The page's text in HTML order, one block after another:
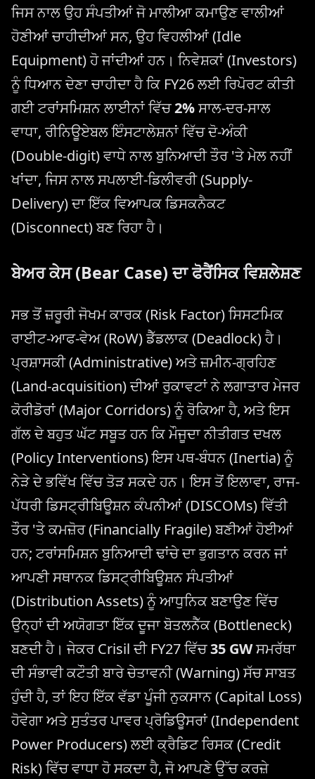
ਜਿਸ ਨਾਲ ਉਹ ਸੰਪਤੀਆਂ ਜੋ ਮਾਲੀਆ ਕਮਾਉਣ ਵਾਲੀਆਂ
ਹੋਣੀਆਂ ਚਾਹੀਦੀਆਂ ਸਨ, ਉਹ ਵਿਹਲੀਆਂ (Idle
Equipment) ਹੋ ਜਾਂਦੀਆਂ ਹਨ। ਨਿਵੇਸ਼ਕਾਂ (Investors)
ਨੂੰ ਧਿਆਨ ਦੇਣਾ ਚਾਹੀਦਾ ਹੈ ਕਿ FY26 ਲਈ ਰਿਪੋਰਟ ਕੀਤੀ
ਗਈ ਟਰਾਂਸਮਿਸ਼ਨ ਲਾਈਨਾਂ ਵਿੱਚ2%ਸਾਲ-ਦਰ-ਸਾਲ
ਵਾਧਾ, ਰੀਨਿਊਏਬਲ ਇੰਸਟਾਲੇਸ਼ਨਾਂ ਵਿੱਚ ਦੋ-ਅੰਕੀ
(Double-digit) ਵਾਧੇ ਨਾਲ ਬੁਨਿਆਦੀ ਤੌਰ 'ਤੇ ਮੇਲ ਨਹੀਂ
ਖਾਂਦਾ, ਜਿਸ ਨਾਲ ਸਪਲਾਈ-ਡਿਲੀਵਰੀ (Supply-
Delivery) ਦਾ ਇੱਕ ਵਿਆਪਕ ਡਿਸਕਨੈਕਟ
(Disconnect) ਬਣ ਰਿਹਾ ਹੈ।
ਬੇਅਰ ਕੇਸ (Bear Case) ਦਾ ਫੋਰੈਂਸਿਕ ਵਿਸ਼ਲੇਸ਼ਣ
ਸਭ ਤੋਂ ਜ਼ਰੂਰੀ ਜੋਖਮ ਕਾਰਕ (Risk Factor) ਸਿਸਟਮਿਕ
ਰਾਈਟ-ਆਫ-ਵੇਅ (RoW) ਡੈੱਡਲਾਕ (Deadlock) ਹੈ।
ਪ੍ਰਸ਼ਾਸਕੀ (Administrative) ਅਤੇ ਜ਼ਮੀਨ-ਗ੍ਰਹਿਣ
(Land-acquisition) ਦੀਆਂ ਰੁਕਾਵਟਾਂ ਨੇ ਲਗਾਤਾਰ ਮੇਜਰ
ਕੋਰੀਡੋਰਾਂ (Major Corridors) ਨੂੰ ਰੋਕਿਆ ਹੈ, ਅਤੇ ਇਸ
ਗੱਲ ਦੇ ਬਹੁਤ ਘੱਟ ਸਬੂਤ ਹਨ ਕਿ ਮੌਜੂਦਾ ਨੀਤੀਗਤ ਦਖਲ
(Policy Interventions) ਇਸ ਪਥ-ਬੰਧਨ (Inertia) ਨੂੰ
ਨੇੜੇ ਦੇ ਭਵਿੱਖ ਵਿੱਚ ਤੋੜ ਸਕਦੇ ਹਨ। ਇਸ ਤੋਂ ਇਲਾਵਾ, ਰਾਜ-
ਪੱਧਰੀ ਡਿਸਟ੍ਰੀਬਿਊਸ਼ਨ ਕੰਪਨੀਆਂ (DISCOMs) ਵਿੱਤੀ
ਤੌਰ 'ਤੇ ਕਮਜ਼ੋਰ (Financially Fragile) ਬਣੀਆਂ ਹੋਈਆਂ
ਹਨ; ਟਰਾਂਸਮਿਸ਼ਨ ਬੁਨਿਆਦੀ ਢਾਂਚੇ ਦਾ ਭੁਗਤਾਨ ਕਰਨ ਜਾਂ
ਆਪਣੀ ਸਥਾਨਕ ਡਿਸਟ੍ਰੀਬਿਊਸ਼ਨ ਸੰਪਤੀਆਂ
(Distribution Assets) ਨੂੰ ਆਧੁਨਿਕ ਬਣਾਉਣ ਵਿੱਚ
ਉਨ੍ਹਾਂ ਦੀ ਅਯੋਗਤਾ ਇੱਕ ਦੂਜਾ ਬੋਤਲਨੈੱਕ (Bottleneck)
ਬਣਦੀ ਹੈ। ਜੇਕਰ Crisil ਦੀ FY27 ਵਿੱਚ35 GWਸਮਰੱਥਾ
ਦੀ ਸੰਭਾਵੀ ਕਟੌਤੀ ਬਾਰੇ ਚੇਤਾਵਨੀ (Warning) ਸੱਚ ਸਾਬਤ
ਹੁੰਦੀ ਹੈ, ਤਾਂ ਇਹ ਇੱਕ ਵੱਡਾ ਪੂੰਜੀ ਨੁਕਸਾਨ (Capital Loss)
ਹੋਵੇਗਾ ਅਤੇ ਸੁਤੰਤਰ ਪਾਵਰ ਪ੍ਰੋਡਿਊਸਰਾਂ (Independent
Power Producers) ਲਈ ਕ੍ਰੈਡਿਟ ਰਿਸਕ (Credit
Risk) ਵਿੱਚ ਵਾਧਾ ਹੋ ਸਕਦਾ ਹੈ, ਜੋ ਆਪਣੇ ਉੱਚ ਕਰਜ਼ੇ